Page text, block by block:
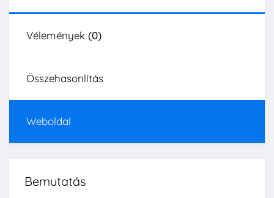
Vélemények (0)
Összehasonlítás
Weboldal
Bemutatás